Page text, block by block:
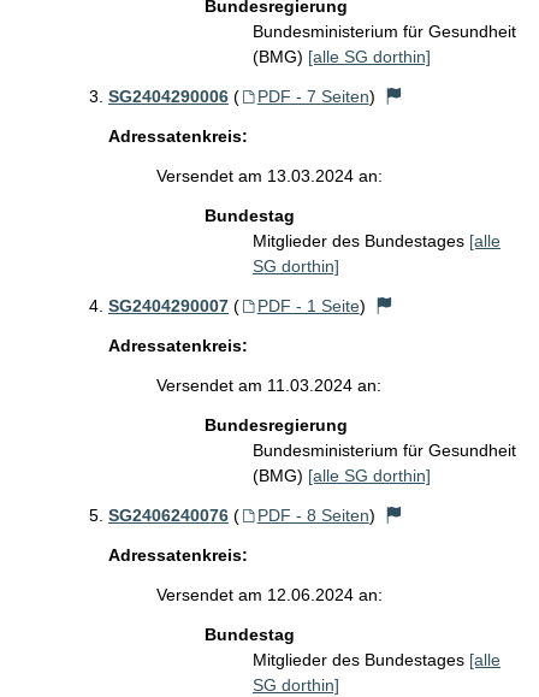
Bundesregierung
Bundesministerium für Gesundheit
(BMG) [alle SG dorthin]
SG2404290006 ( PDF - 7 Seiten)
Adressatenkreis:
Versendet am 13.03.2024 an:
Bundestag
Mitglieder des Bundestages [alle
SG dorthin]
SG2404290007 ( PDF - 1 Seite)
Adressatenkreis:
Versendet am 11.03.2024 an:
Bundesregierung
Bundesministerium für Gesundheit
(BMG) [alle SG dorthin]
SG2406240076 ( PDF - 8 Seiten)
Adressatenkreis:
Versendet am 12.06.2024 an:
Bundestag
Mitglieder des Bundestages [alle
SG dorthin]